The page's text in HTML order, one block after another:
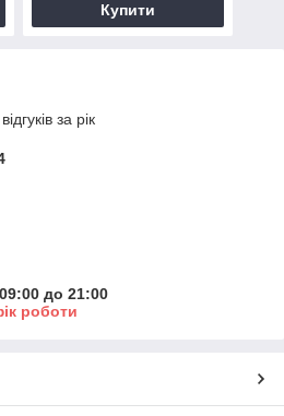
Купити
за рік
до 21:00
роботи